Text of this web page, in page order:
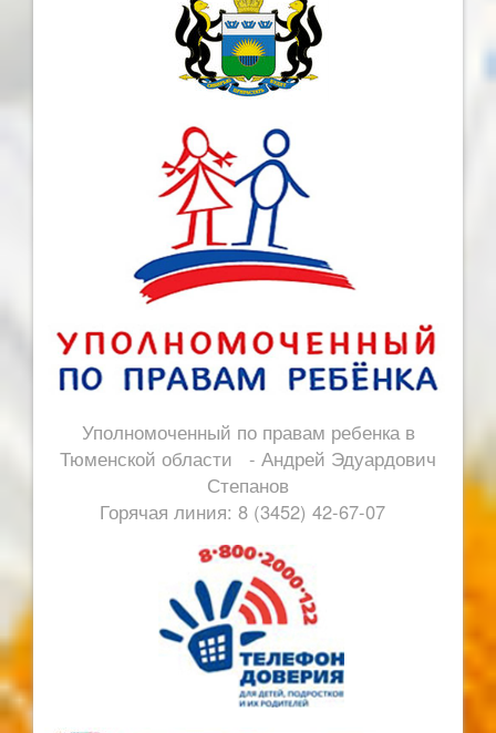
Уполномоченный по правам ребенка в
Тюменской области - Андрей Эдуардович
Степанов
Горячая линия: 8 (3452) 42-67-07